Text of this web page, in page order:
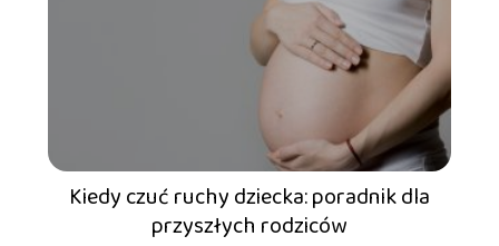
Kiedy czuć ruchy dziecka: poradnik dla
przyszłych rodziców